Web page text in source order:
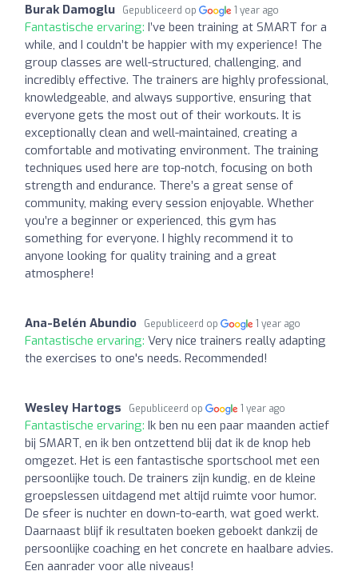
Burak Damoglu Gepubliceerd op 1 year ago
Fantastische ervaring: I’ve been training at SMART for a
while, and I couldn’t be happier with my experience! The
group classes are well-structured, challenging, and
incredibly effective. The trainers are highly professional,
knowledgeable, and always supportive, ensuring that
everyone gets the most out of their workouts. It is
exceptionally clean and well-maintained, creating a
comfortable and motivating environment. The training
techniques used here are top-notch, focusing on both
strength and endurance. There’s a great sense of
community, making every session enjoyable. Whether
you’re a beginner or experienced, this gym has
something for everyone. I highly recommend it to
anyone looking for quality training and a great
atmosphere!
Ana-Belén Abundio Gepubliceerd op 1 year ago
Fantastische ervaring: Very nice trainers really adapting
the exercises to one's needs. Recommended!
Wesley Hartogs Gepubliceerd op 1 year ago
Fantastische ervaring: Ik ben nu een paar maanden actief
bij SMART, en ik ben ontzettend blij dat ik de knop heb
omgezet. Het is een fantastische sportschool met een
persoonlijke touch. De trainers zijn kundig, en de kleine
groepslessen uitdagend met altijd ruimte voor humor.
De sfeer is nuchter en down-to-earth, wat goed werkt.
Daarnaast blijf ik resultaten boeken geboekt dankzij de
persoonlijke coaching en het concrete en haalbare advies.
Een aanrader voor alle niveaus!